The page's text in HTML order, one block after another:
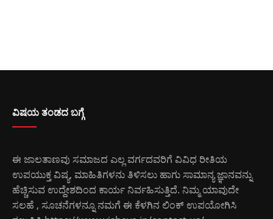
ವಿಷಯ ತಂಡದ ಬಗ್ಗೆ
ಈ ಜಾಲತಾಣವು ಸಮಾಜದ ಎಲ್ಲ ವರ್ಗದವರಿಗೆ ವಿವಿಧ ರೀತಿಯ
ಉಪಯುಕ್ತ ವಿಷ್ಯ, ಮಾಹಿತಿಗಳನು ತಿಳಿಸಲು ಹಾಗು ಸಾಮಾನ್ಯ ಜ್ಞಾನವನ್ನು
ಹೆಚ್ಚಿಸುವ ಉದ್ದೇಶದಿಂದ ಕಾರ್ಯ ನಿರ್ವಹಿಸುತ್ತಿದೆ. ನಿಮ್ಮ ಯಾವುದೇ
ಸಲಹೆ , ಸೂಚನೆಗಳನ್ನೂ ನಮಗೆ ಈ ಕೆಳಗಿನ ಲಿಂಕ್ ಉಪಯೋಗಿಸಿ